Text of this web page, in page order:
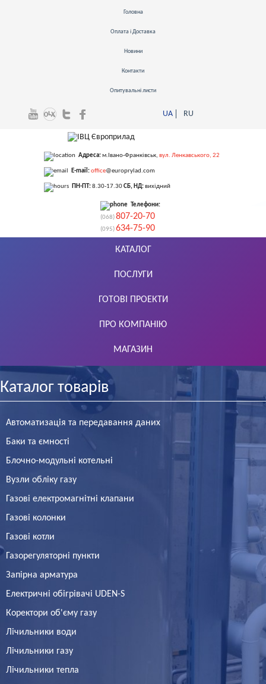
Головна
Оплата і Доставка
Новини
Контакти
Опитувальні листи
UA RU
Адреса:м.Івано-Франківськ, вул. Ленкавського, 22
E-mail:office@europrylad.com
ПН-ПТ:8.30-17.30СБ, НД:вихідний
Телефони:
(068)807-20-70
(095)634-75-90
КАТАЛОГ
ПОСЛУГИ
ГОТОВІ ПРОЕКТИ
ПРО КОМПАНІЮ
МАГАЗИН
Каталог товарів
Автоматизація та передавання даних
Баки та ємності
Блочно-модульні котельні
Вузли обліку газу
Газові електромагнітні клапани
Газові колонки
Газові котли
Газорегуляторні пункти
Запірна арматура
Електричні обігрівачі UDEN-S
Коректори об'єму газу
Лічильники води
Лічильники газу
Лічильники тепла